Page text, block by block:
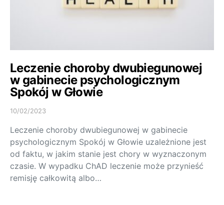
Leczenie choroby dwubiegunowej
w gabinecie psychologicznym
Spokój w Głowie
10/02/2023
Leczenie choroby dwubiegunowej w gabinecie
psychologicznym Spokój w Głowie uzależnione jest
od faktu, w jakim stanie jest chory w wyznaczonym
czasie. W wypadku ChAD leczenie może przynieść
remisję całkowitą albo…